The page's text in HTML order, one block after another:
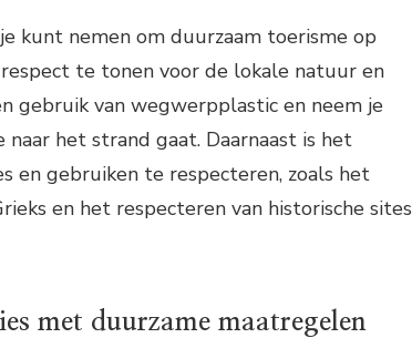
kunt nemen om duurzaam toerisme op
te tonen voor de lokale natuur en
gebruik van wegwerpplastic en neem je
het strand gaat. Daarnaast is het
en gebruiken te respecteren, zoals het
en het respecteren van historische
met duurzame maatregelen